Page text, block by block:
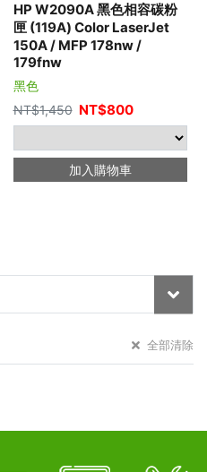
全部清除
HP W2090A 黑色相容碳粉
匣 (119A) Color LaserJet
150A / MFP 178nw /
179fnw
黑色
NT$1,450 NT$800
加入購物車